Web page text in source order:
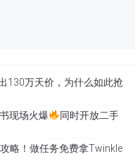
130万天价，为什么如此抢
现场火爆
同时开放二手
略！做任务免费拿Twinkle